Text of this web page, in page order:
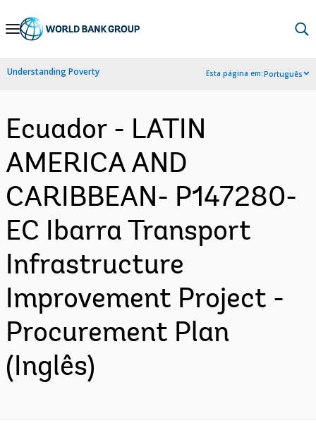
Skip
Navigation
Understanding Poverty Esta página em:Português
Ecuador - LATIN
AMERICA AND
CARIBBEAN- P147280-
EC Ibarra Transport
Infrastructure
Improvement Project -
Procurement Plan
(Inglês)